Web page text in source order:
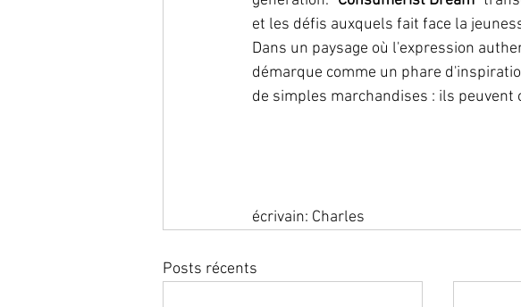
et les défis auxquels fait face la
Dans un paysage où l'expression
démarque comme un phare
de simples marchandises : ils
écrivain: Charles
Posts récents